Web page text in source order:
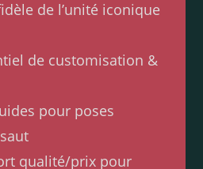
de l’unité iconique
de customisation &
pour poses
qualité/prix pour